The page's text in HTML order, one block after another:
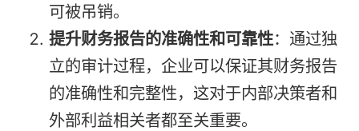
可被吊销。
提升财务报告的准确性和可靠性：通过独
立的审计过程，企业可以保证其财务报告
的准确性和完整性，这对于内部决策者和
外部利益相关者都至关重要。